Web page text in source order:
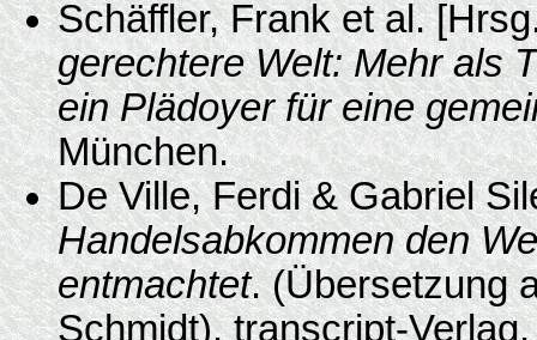
Schäffler, Frank et al.
gerechtere Welt: Mehr als
ein Plädoyer für eine
München.
De Ville, Ferdi & Gabriel
Handelsabkommen den
entmachtet. (Übersetzung
Schmidt). transcript-